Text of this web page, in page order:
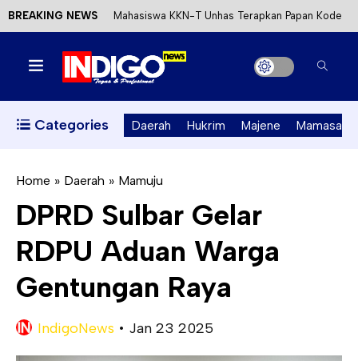
BREAKING NEWS Mahasiswa KKN-T Unhas Terapkan Papan Kode
Etik Wisata di Pantai Lawere Desa Lotang Salo
Satu DPO Pengeroyokan SPBU Tapalang
Ditangkap, Satu Lagi Kabur ke Kalimantan
Perizinan Air Tanah melalui Aplikasi SAPO
Kecewa Kapolresta Absen, APPK Mamuju
Soroti Kejanggalan Kasus Tambang Emas Ilegal
Categories Daerah Hukrim Majene Mamasa
Home » Daerah » Mamuju
DPRD Sulbar Gelar
RDPU Aduan Warga
Gentungan Raya
IndigoNews • Jan 23 2025